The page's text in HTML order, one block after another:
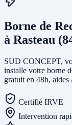
Borne de
à Rasteau
SUD CONCEPT,
installe votre borne
gratuit en 48h,
Certifié IRVE
Intervention